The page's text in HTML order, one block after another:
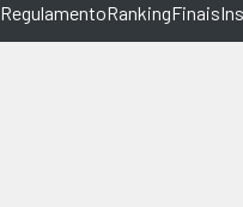
RegulamentoRankingFinais